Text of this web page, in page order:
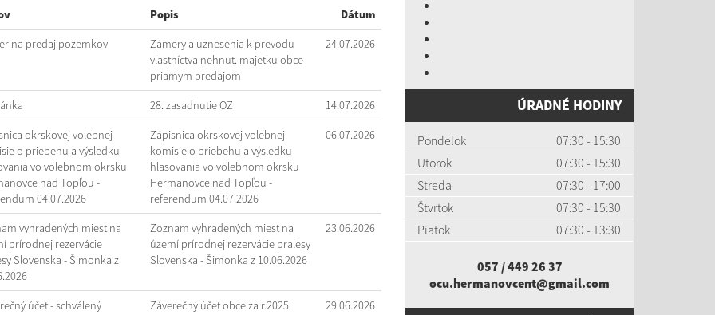
Popis Dátum
na predaj pozemkov
Zámery a uznesenia k prevodu
vlastníctva nehnut. majetku obce
priamym predajom
24.07.2026
28. zasadnutie OZ 14.07.2026
okrskovej volebnej
o priebehu a výsledku
vo volebnom okrsku
nad Topľou -
04.07.2026
Zápisnica okrskovej volebnej
komisie o priebehu a výsledku
hlasovania vo volebnom okrsku
Hermanovce nad Topľou -
referendum 04.07.2026
06.07.2026
vyhradených miest na
prírodnej rezervácie
Slovenska - Šimonka z
Zoznam vyhradených miest na
území prírodnej rezervácie pralesy
Slovenska - Šimonka z 10.06.2026
23.06.2026
účet - schválený Záverečný účet obce za r.2025 29.06.2026
ÚRADNÉ HODINY
Pondelok
07:30 - 15:30
Utorok
07:30 - 15:30
Streda
07:30 - 17:00
Štvrtok
07:30 - 15:30
Piatok
07:30 - 13:30
057 / 449 26 37
ocu.hermanovcent@gmail.com